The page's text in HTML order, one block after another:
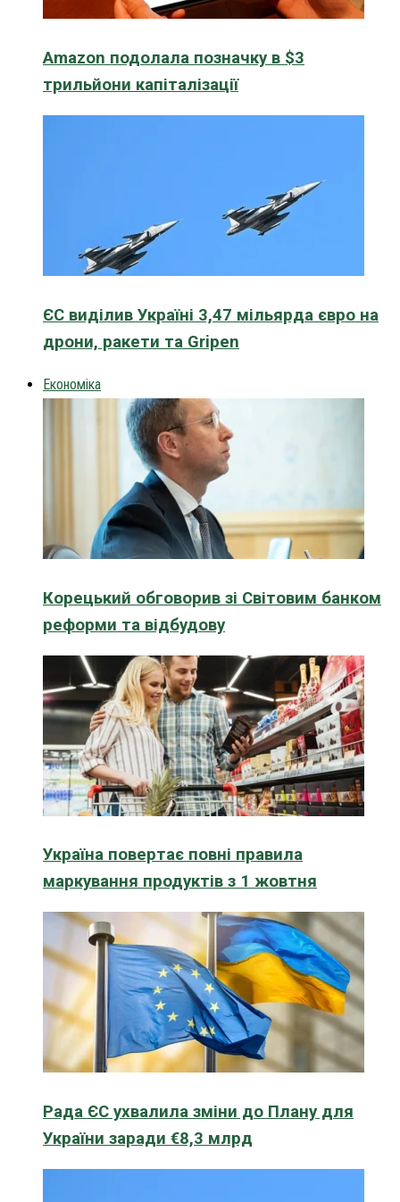
Amazon подолала позначку в $3
трильйони капіталізації
ЄС виділив Україні 3,47 мільярда євро на
дрони, ракети та Gripen
Економіка
Корецький обговорив зі Світовим банком
реформи та відбудову
Україна повертає повні правила
маркування продуктів з 1 жовтня
Рада ЄС ухвалила зміни до Плану для
України заради €8,3 млрд